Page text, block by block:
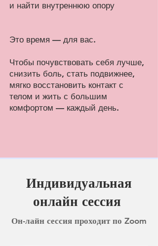
и найти внутреннюю опору
Это время — для вас.
Чтобы почувствовать себя лучше,
снизить боль, стать подвижнее,
мягко восстановить контакт с
телом и жить с большим
комфортом — каждый день.
Индивидуальная
онлайн сессия
Он-лайн сессия проходит по Zoom